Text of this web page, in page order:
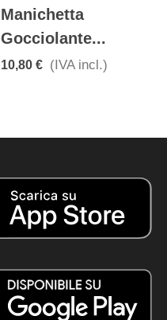
Manichetta
Gocciolante...
10,80 € (IVA incl.)